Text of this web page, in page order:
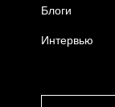
Блоги
Интервью